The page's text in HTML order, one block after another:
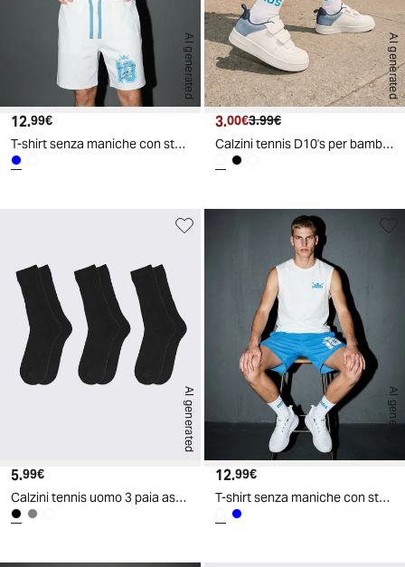
AI generated
Prezzo attuale
12.99€
T-shirt senza maniche con stampa D10S - Bluette
AI generated
Prezzo attuale
3.00€ Prezzo originale
3.99€
Calzini tennis D10's per bambini - Bianco-blu
AI generated
Prezzo attuale
5.99€
Calzini tennis uomo 3 paia assortiti - Nero
AI generated
Prezzo attuale
12.99€
T-shirt senza maniche con stampa D10S - Bianco